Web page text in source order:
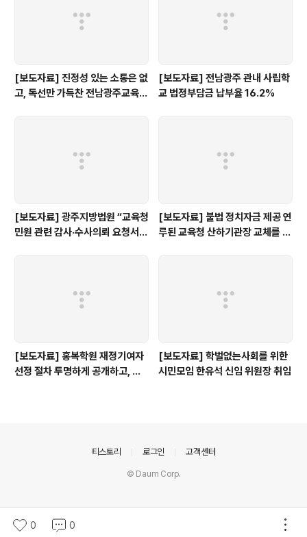
[보도자료] 진정성 있는 소통은 없
고, 독선만 가득찬 전남광주교육감
[보도자료] 전남광주 관내 사립학
교 법정부담금 납부율 16.2%
[보도자료] 광주지방법원 “교육청
민원 관련 감사·수사의뢰 요청서,
[보도자료] 불법 정치자금 제공 연
루된 교육청 산하기관장 교체를 촉
[보도자료] 홍복학원 재정기여자
선정 절차 투명하게 공개하고, 철
[보도자료] 학벌없는사회를 위한
시민모임 한유석 신임 위원장 취임
0 0
티스토리 로그인 고객센터
© Daum Corp.